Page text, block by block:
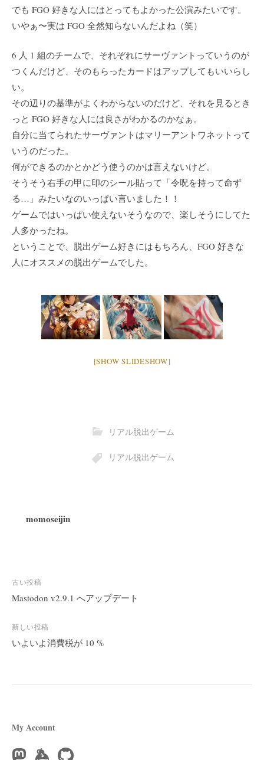
でも FGO 好きな人にはとってもよかった公演みたいです。
いやぁ〜実は FGO 全然知らないんだよね（笑）
6 人 1 組のチームで、それぞれにサーヴァントっていうのが
つくんだけど、そのもらったカードはアップしてもいいらし
い。
その辺りの基準がよくわからないのだけど、それを見るとき
っと FGO 好きな人には良さがわかるのかなぁ。
自分に当てられたサーヴァントはマリーアントワネットって
いうのだった。
何ができるのかとかどう使うのかは言えないけど。
そうそう右手の甲に印のシール貼って「令呪を持って命ず
る…」みたいなのいっぱい言いました！！
ゲームではいっぱい使えないそうなので、楽しそうにしてた
人多かったね。
ということで、脱出ゲーム好きにはもちろん、FGO 好きな
人にオススメの脱出ゲームでした。
[SHOW SLIDESHOW]
リアル脱出ゲーム
リアル脱出ゲーム
momoseijin
投
稿
ビ
ゲ
古い投稿
Mastodon v2.9.1 へアップデート
新しい投稿
いよいよ消費税が 10 %
My Account